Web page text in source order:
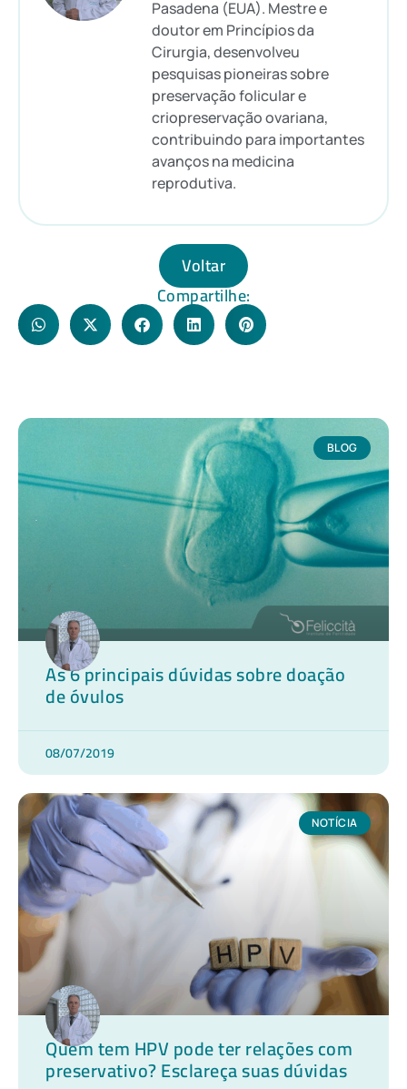
Pasadena (EUA). Mestre e
doutor em Princípios da
Cirurgia, desenvolveu
pesquisas pioneiras sobre
preservação folicular e
criopreservação ovariana,
contribuindo para importantes
avanços na medicina
reprodutiva.
Voltar
Compartilhe:
BLOG
As 6 principais dúvidas sobre doação
de óvulos
08/07/2019
NOTÍCIA
Quem tem HPV pode ter relações com
preservativo? Esclareça suas dúvidas